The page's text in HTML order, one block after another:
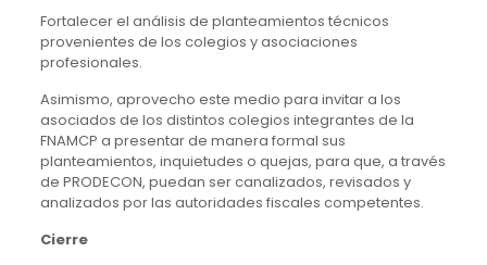
Fortalecer el análisis de planteamientos técnicos
provenientes de los colegios y asociaciones
profesionales.
Asimismo, aprovecho este medio para invitar a los
asociados de los distintos colegios integrantes de la
FNAMCP a presentar de manera formal sus
planteamientos, inquietudes o quejas, para que, a través
de PRODECON, puedan ser canalizados, revisados y
analizados por las autoridades fiscales competentes.
Cierre